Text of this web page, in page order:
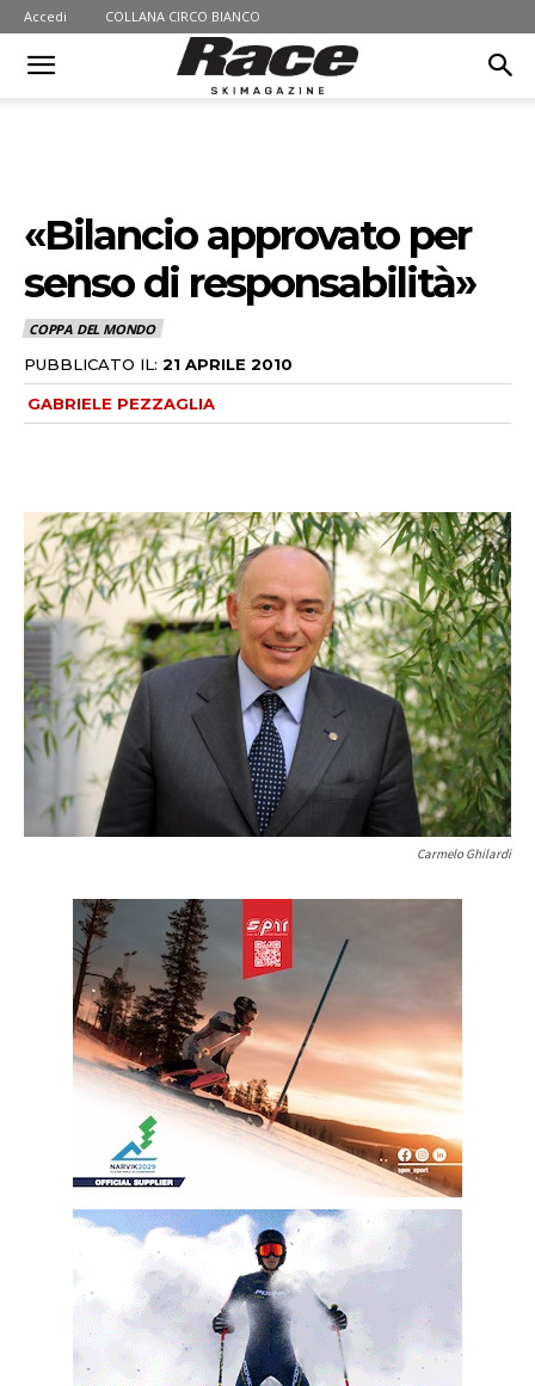
Accedi COLLANA CIRCO BIANCO
«Bilancio approvato per
senso di responsabilità»
COPPA DEL MONDO
PUBBLICATO IL: 21 APRILE 2010
GABRIELE PEZZAGLIA
Carmelo Ghilardi